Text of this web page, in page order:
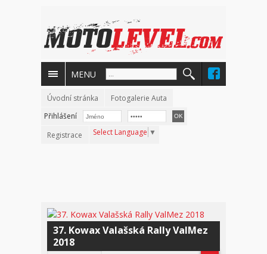
MENU
Úvodní stránka
Fotogalerie Auta
Přihlášení
Registrace
Select Language ▼
37. Kowax Valašská Rally ValMez
2018